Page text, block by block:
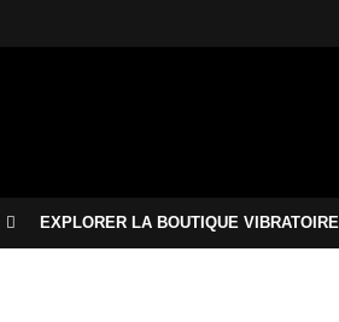
EXPLORER LA BOUTIQUE VIBRATOIRE